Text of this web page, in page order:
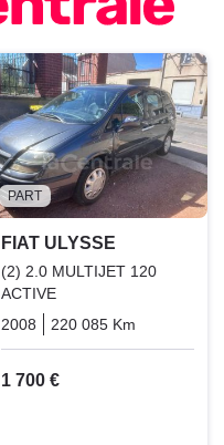
Diesel
PART
FIAT ULYSSE
(2) 2.0 MULTIJET 120
ACTIVE
2008
220 085 Km
1 700 €